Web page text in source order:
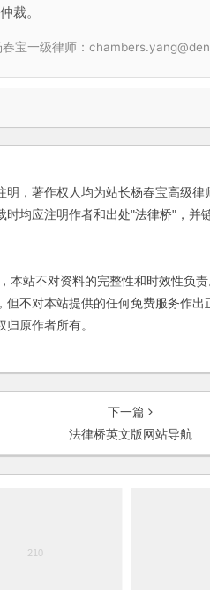
裁。
宝一级律师：
，著作权人均为站长杨春宝高级律
均应注明作者和出处"法律桥"，并
站不对资料的完整性和时效性负责
不对本站提供的任何免费服务作出
原作者所有。
下一篇
法律桥英文版网站导航